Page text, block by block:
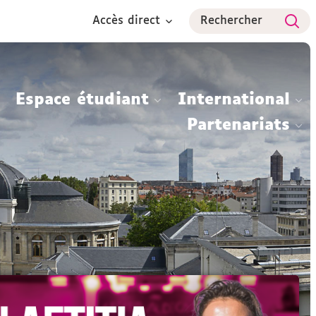
Accès direct Rechercher
Espace étudiant
International
Partenariats